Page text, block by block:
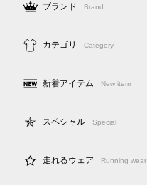
ブランド Brand
カテゴリ Category
新着アイテム New item
スペシャル Special
走れるウェア Running wear